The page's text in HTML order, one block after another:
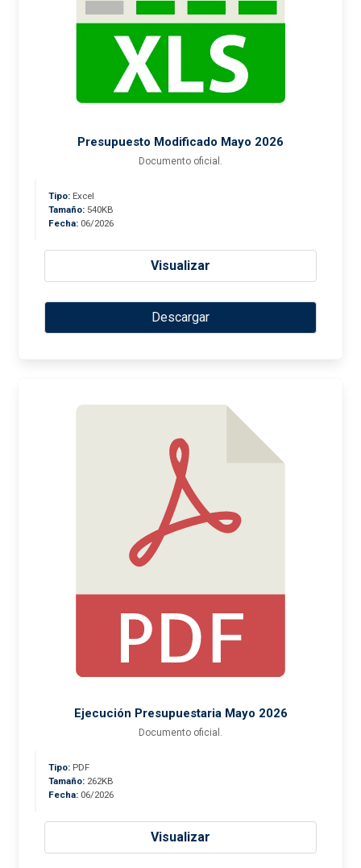
Presupuesto Modificado Mayo 2026
Documento oficial.
Tipo: Excel
Tamaño: 540KB
Fecha: 06/2026
Visualizar
Descargar
Ejecución Presupuestaria Mayo 2026
Documento oficial.
Tipo: PDF
Tamaño: 262KB
Fecha: 06/2026
Visualizar